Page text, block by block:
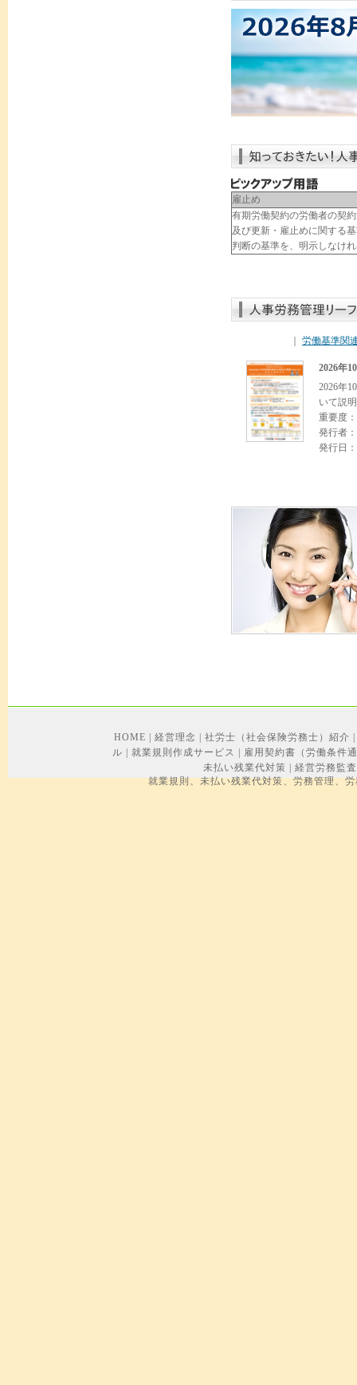
雇止め
有期労働契約の労働者の契
及び更新・雇止めに関する
判断の基準を、明示しなけ
労働基準関
2026年
2026年
いて説
重要
発行者
発行日
HOME 経営理念 社労士（社会保険労務士）紹介
ル
就業規則作成サービス
雇用契約書（労働条件
未払い残業代対策
経営労務監査
就業規則、未払い残業代対策、労務管理、労務トラブル